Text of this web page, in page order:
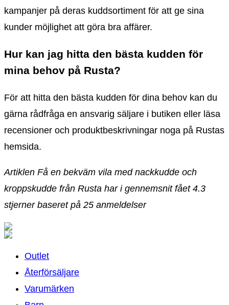
kampanjer på deras kuddsortiment för att ge sina
kunder möjlighet att göra bra affärer.
Hur kan jag hitta den bästa kudden för
mina behov på Rusta?
För att hitta den bästa kudden för dina behov kan du
gärna rådfråga en ansvarig säljare i butiken eller läsa
recensioner och produktbeskrivningar noga på Rustas
hemsida.
Artiklen Få en bekväm vila med nackkudde och
kroppskudde från Rusta har i gennemsnit fået 4.3
stjerner baseret på 25 anmeldelser
Outlet
Återförsäljare
Varumärken